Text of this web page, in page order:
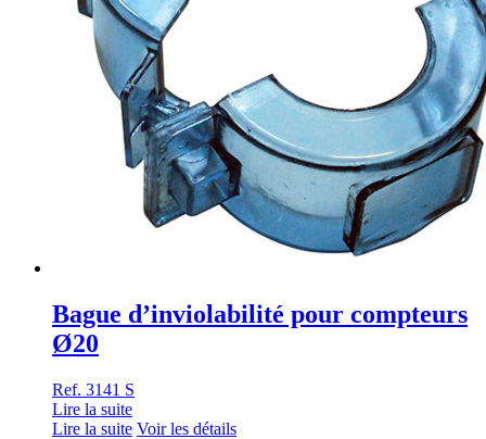
Bague d’inviolabilité pour compteurs
Ø20
Ref. 3141 S
Lire la suite
Lire la suite Voir les détails